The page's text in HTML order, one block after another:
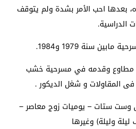
بعدها احب الأمر بشدة ولم يتوقف
الدراسية.
مطاوع وقدمه في مسرحية خشب
المقاولات و شغل الديكور .
وست ستات – يوميات زوج معاصر –
وليلة) وغيرها